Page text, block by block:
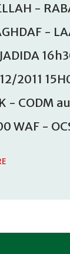
-
-
2011
- CODM
-